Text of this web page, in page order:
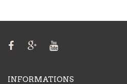
INFORMATIONS